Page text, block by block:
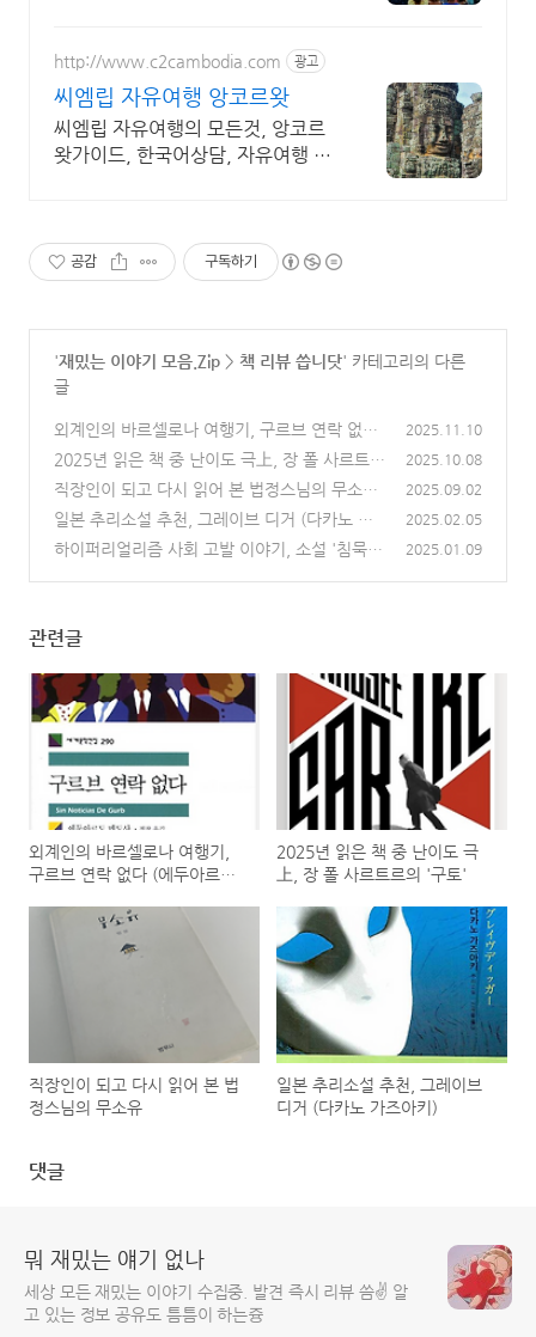
http://www.c2cambodia.com 광고
씨엠립 자유여행 앙코르왓
씨엠립 자유여행의 모든것, 앙코르
왓가이드, 한국어상담, 자유여행 일
공감 구독하기
'재밌는 이야기 모음.Zip > 책 리뷰 씁니닷' 카테고리의 다른
글
외계인의 바르셀로나 여행기, 구르브 연락 없다
(에두아르도 멘도사)
(1)
2025.11.10
2025년 읽은 책 중 난이도 극上, 장 폴 사르트르
의 '구토'
(1)
2025.10.08
직장인이 되고 다시 읽어 본 법정스님의 무소유
(1)
2025.09.02
일본 추리소설 추천, 그레이브 디거 (다카노 가
즈아키)
(2)
2025.02.05
하이퍼리얼리즘 사회 고발 이야기, 소설 '침묵주
2025.01.09
관련글
외계인의 바르셀로나 여행기,
구르브 연락 없다 (에두아르도
2025년 읽은 책 중 난이도 극
上, 장 폴 사르트르의 '구토'
직장인이 되고 다시 읽어 본 법
정스님의 무소유
일본 추리소설 추천, 그레이브
디거 (다카노 가즈아키)
댓글
뭐 재밌는 얘기 없나
세상 모든 재밌는 이야기 수집중. 발견 즉시 리뷰 씀✌️ 알
고 있는 정보 공유도 틈틈이 하는즁